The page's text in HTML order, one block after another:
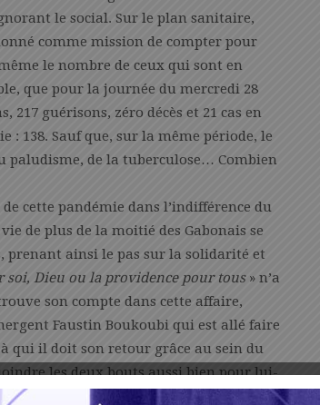
le social. Sur le plan sanitaire,
comme mission de compter pour
le nombre de ceux qui sont en
que pour la journée du mercredi 28
217 guérisons, zéro décès et 21 cas en
: 138. Sauf que, sur la même période, le
paludisme, de la tuberculose… Combien
cette pandémie dans l’indifférence du
de plus de la moitié des Gabonais se
prenant ainsi le pas sur la solidarité et
soi, Dieu ou la providence pour tous» n’a
son compte dans cette affaire,
Faustin Boukoubi qui est allé faire
qui il doit son retour grâce au sein du
les deux bouts aussi bien pour lui-
tente de survivre au jour le jour en